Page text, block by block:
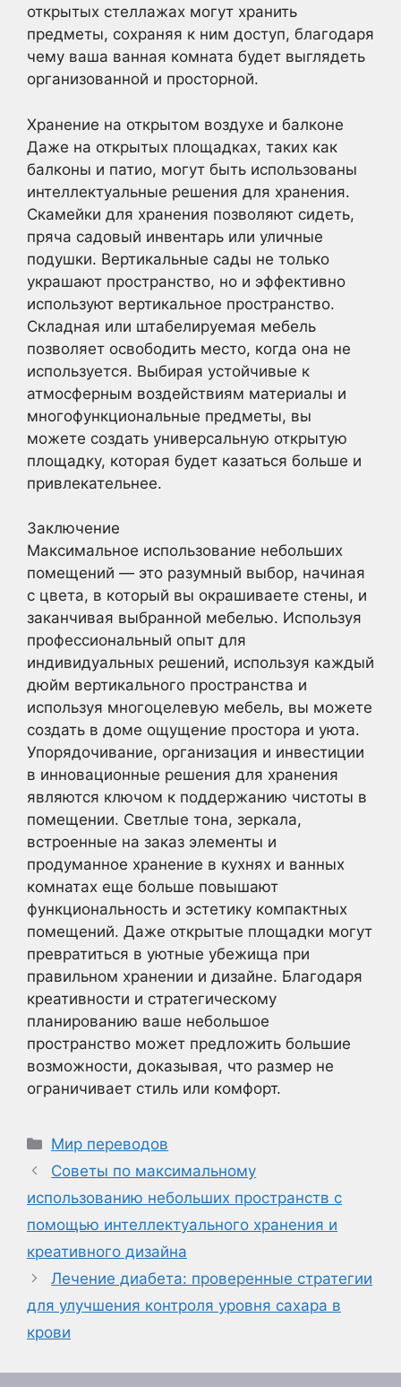
открытых стеллажах могут хранить
предметы, сохраняя к ним доступ, благодаря
чему ваша ванная комната будет выглядеть
организованной и просторной.
Хранение на открытом воздухе и балконе
Даже на открытых площадках, таких как
балконы и патио, могут быть использованы
интеллектуальные решения для хранения.
Скамейки для хранения позволяют сидеть,
пряча садовый инвентарь или уличные
подушки. Вертикальные сады не только
украшают пространство, но и эффективно
используют вертикальное пространство.
Складная или штабелируемая мебель
позволяет освободить место, когда она не
используется. Выбирая устойчивые к
атмосферным воздействиям материалы и
многофункциональные предметы, вы
можете создать универсальную открытую
площадку, которая будет казаться больше и
привлекательнее.
Заключение
Максимальное использование небольших
помещений — это разумный выбор, начиная
с цвета, в который вы окрашиваете стены, и
заканчивая выбранной мебелью. Используя
профессиональный опыт для
индивидуальных решений, используя каждый
дюйм вертикального пространства и
используя многоцелевую мебель, вы можете
создать в доме ощущение простора и уюта.
Упорядочивание, организация и инвестиции
в инновационные решения для хранения
являются ключом к поддержанию чистоты в
помещении. Светлые тона, зеркала,
встроенные на заказ элементы и
продуманное хранение в кухнях и ванных
комнатах еще больше повышают
функциональность и эстетику компактных
помещений. Даже открытые площадки могут
превратиться в уютные убежища при
правильном хранении и дизайне. Благодаря
креативности и стратегическому
планированию ваше небольшое
пространство может предложить большие
возможности, доказывая, что размер не
ограничивает стиль или комфорт.
Рубрики
Мир переводов
Советы по максимальному
использованию небольших пространств с
помощью интеллектуального хранения и
креативного дизайна
Лечение диабета: проверенные стратегии
для улучшения контроля уровня сахара в
крови